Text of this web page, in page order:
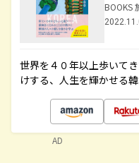
BOOKS
世界を４０年以上歩いて
けする、人生を輝かせる
AD